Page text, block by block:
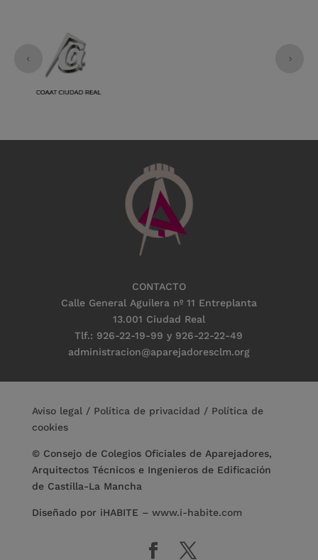
CONTACTO
Calle General Aguilera nº 11 Entreplanta
13.001 Ciudad Real
Tlf.: 926-22-19-99 y 926-22-22-49
administracion@aparejadoresclm.org
Aviso legal / Política de privacidad / Política de
cookies
© Consejo de Colegios Oficiales de Aparejadores,
Arquitectos Técnicos e Ingenieros de Edificación
de Castilla-La Mancha
Diseñado por iHABITE – www.i-habite.com